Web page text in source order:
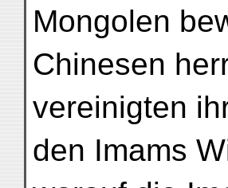
Mongolen
Chinesen
vereinigten
den Imams